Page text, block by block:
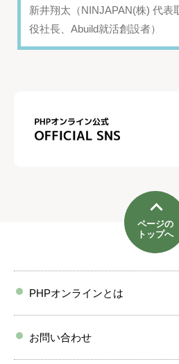
新井翔太（NINJAPAN(株) 代表
役社長、Abuild就活創設者）
ページの
トップへ
PHPオンラインとは
お問い合わせ